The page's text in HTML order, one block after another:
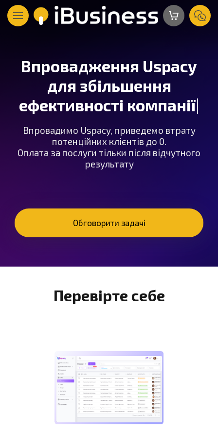
Впровадження Uspacy
для збільшення
ефективності компанії|
Впровадимо Uspacy, приведемо втрату
потенційних клієнтів до 0.
Оплата за послуги тільки після відчутного
результату
Обговорити задачі
Перевірте себе